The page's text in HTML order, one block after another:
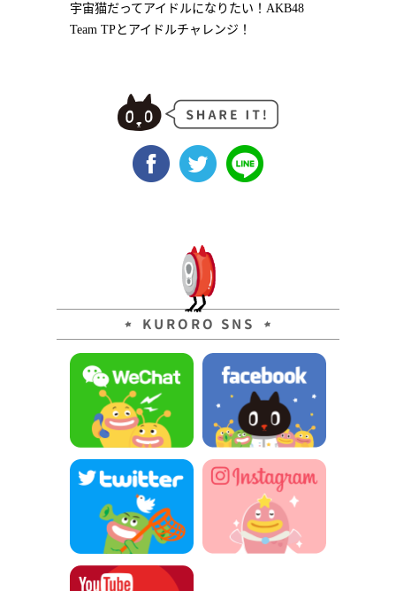
宇宙猫だってアイドルになりたい！AKB48
Team TPとアイドルチャレンジ！
KURORO SNS